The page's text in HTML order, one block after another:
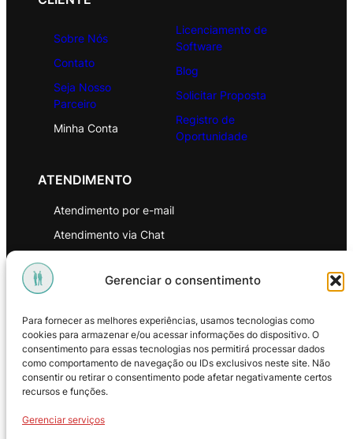
Gerenciar o consentimento
Para fornecer as melhores experiências, usamos tecnologias como
cookies para armazenar e/ou acessar informações do dispositivo. O
consentimento para essas tecnologias nos permitirá processar dados
como comportamento de navegação ou IDs exclusivos neste site. Não
consentir ou retirar o consentimento pode afetar negativamente certos
recursos e funções.
Gerenciar serviços
Sobre Nós
Contato
Seja Nosso
Parceiro
Minha Conta
Licenciamento de
Software
Blog
Solicitar Proposta
Registro de
Oportunidade
ATENDIMENTO
Atendimento por e-mail
Atendimento via Chat
Política de Privacidade
Política de Troca e Devoluções
Política de Reembolso